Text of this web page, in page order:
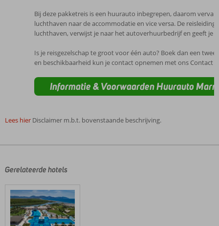
Bij deze pakketreis is een huurauto inbegrepen, daarom
luchthaven naar de accommodatie en vice versa. De
luchthaven, verwijst je naar het autoverhuurbedrijf en geeft je
Is je reisgezelschap te groot voor één auto? Boek dan een
en beschikbaarheid kun je contact opnemen met ons Contact
Informatie & Voorwaarden Huurauto
Lees hier Disclaimer m.b.t. bovenstaande beschrijving.
door
klanten
geschreven
na
hun
Gerelateerde hotels